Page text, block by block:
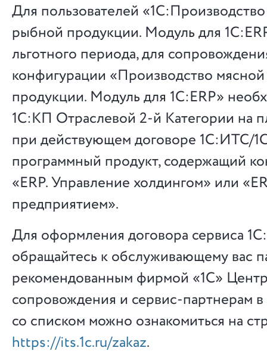
Для пользователей
рыбной продукции. Модуль для
льготного периода, для
конфигурации «Производство
продукции. Модуль для 1С:ERP»
1С:КП Отраслевой 2-й Категории на
при действующем договоре 1С:ИТС/
программный продукт, содержащий
«ERP. Управление холдингом» или
предприятием».
Для оформления договора сервиса
обращайтесь к обслуживающему вас
рекомендованным фирмой «1С»
сопровождения и сервис-партнерам
со списком можно ознакомиться на
https://its.1c.ru/zakaz.